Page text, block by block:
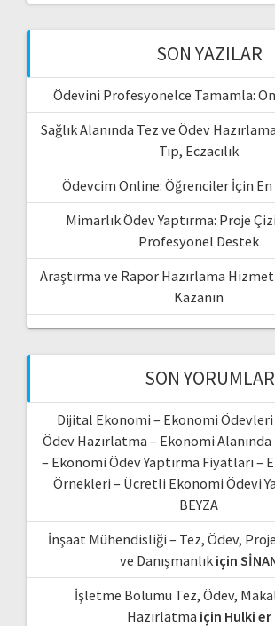
SON YAZILAR
Ödevini Profesyonelce Tamamla:
Sağlık Alanında Tez ve Ödev
Tıp, Eczacılık
Ödevcim Online: Öğrenciler İçin
Mimarlık Ödev Yaptırma: Proje
Profesyonel Destek
Araştırma ve Rapor Hazırlama
Kazanın
SON YORUMLAR
Dijital Ekonomi – Ekonomi
Ödev Hazırlatma – Ekonomi Alanında
– Ekonomi Ödev Yaptırma Fiyatları –
Örnekleri – Ücretli Ekonomi Ödevi
BEYZA
İnşaat Mühendisliği – Tez, Ödev,
ve Danışmanlıkiçin
İşletme Bölümü Tez, Ödev,
Hazırlatma için Hulki er